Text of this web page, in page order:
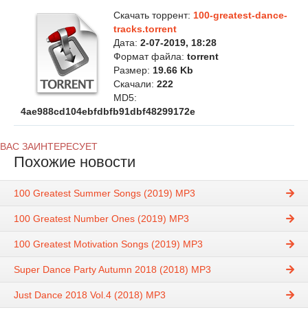
Скачать торрент: 100-greatest-dance-
tracks.torrent
Дата: 2-07-2019, 18:28
Формат файла: torrent
Размер: 19.66 Kb
Скачали: 222
MD5:
4ae988cd104ebfdbfb91dbf48299172e
ВАС ЗАИНТЕРЕСУЕТ
Похожие новости
100 Greatest Summer Songs (2019) MP3
100 Greatest Number Ones (2019) MP3
100 Greatest Motivation Songs (2019) MP3
Super Dance Party Autumn 2018 (2018) MP3
Just Dance 2018 Vol.4 (2018) MP3